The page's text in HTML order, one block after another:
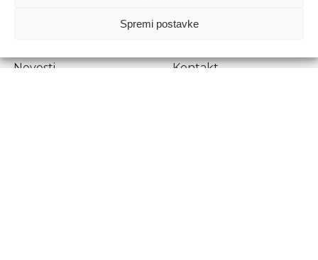
Spremi postavke
Prenošenje sadržaja dopušteno je uz navođenje izvora.
Novosti
Kontakt